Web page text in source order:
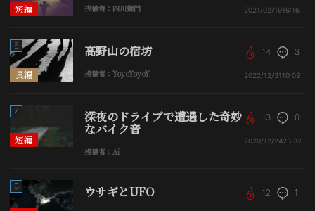
短編 投稿者：四川獅門 2021/02/1916:16
長編
6 高野山の宿坊
投稿者：YoyoYoyoY
14 3
2022/12/31 10:09
短編
7 深夜のドライブで遭遇した奇妙
なバイク音
投稿者：Ai
13 0
2020/12/2423:32
8 ウサギとUFO 12 1